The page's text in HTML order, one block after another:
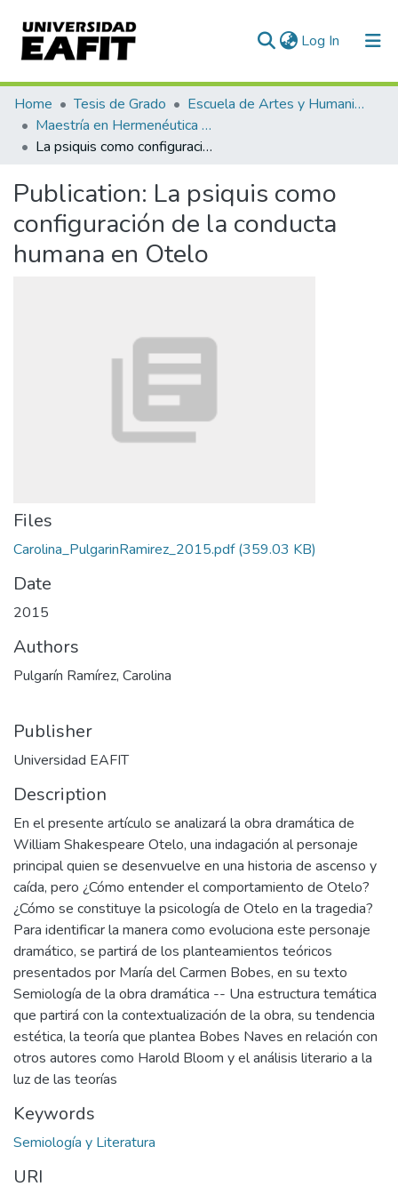
Log In (current)
Communities & Collections
All of DSpace
Home Tesis de Grado
Escuela de Artes y Humanidades
Maestría en Hermenéutica Literaria (tesis)
La psiquis como configuración de la conducta humana en Otelo
Publication: La psiquis como
configuración de la conducta
humana en Otelo
Files
Carolina_PulgarinRamirez_2015.pdf(359.03 KB)
Date
2015
Authors
Pulgarín Ramírez, Carolina
Publisher
Universidad EAFIT
Description
En el presente artículo se analizará la obra dramática de
William Shakespeare Otelo, una indagación al personaje
principal quien se desenvuelve en una historia de ascenso y
caída, pero ¿Cómo entender el comportamiento de Otelo?
¿Cómo se constituye la psicología de Otelo en la tragedia?
Para identificar la manera como evoluciona este personaje
dramático, se partirá de los planteamientos teóricos
presentados por María del Carmen Bobes, en su texto
Semiología de la obra dramática -- Una estructura temática
que partirá con la contextualización de la obra, su tendencia
estética, la teoría que plantea Bobes Naves en relación con
otros autores como Harold Bloom y el análisis literario a la
luz de las teorías
Keywords
Semiología y Literatura
URI